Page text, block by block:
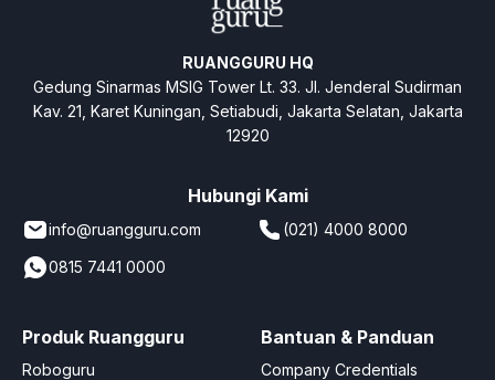
RUANGGURU HQ
Gedung Sinarmas MSIG Tower Lt. 33. Jl. Jenderal Sudirman
Kav. 21, Karet Kuningan, Setiabudi, Jakarta Selatan, Jakarta
12920
Hubungi Kami
info@ruangguru.com
(021) 4000 8000
0815 7441 0000
Produk Ruangguru
Roboguru
Bantuan & Panduan
Company Credentials